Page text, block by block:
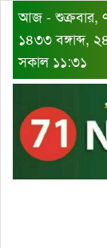
আজ - শুক্রবার,
১৪৩৩ বঙ্গাব্দ,
সকাল ১১:৩১